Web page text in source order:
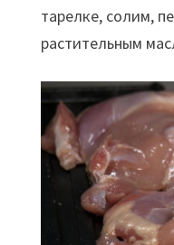
тарелке, солим,
растительным